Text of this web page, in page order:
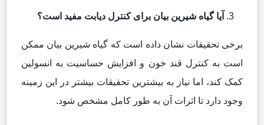
آیا گیاه شیرین بیان برای کنترل دیابت مفید است؟
برخی تحقیقات نشان داده است که گیاه شیرین بیان ممکن
است به کنترل قند خون و افزایش حساسیت به انسولین
کمک کند، اما نیاز به بیشترین تحقیقات بیشتر در این زمینه
وجود دارد تا اثرات آن به طور کامل مشخص شود.